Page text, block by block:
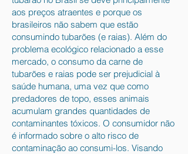
aos preços atraentes e porque os
brasileiros não sabem que estão
consumindo tubarões (e raias). Além do
problema ecológico relacionado a esse
mercado, o consumo da carne de
tubarões e raias pode ser prejudicial à
saúde humana, uma vez que como
predadores de topo, esses animais
acumulam grandes quantidades de
contaminantes tóxicos. O consumidor não
é informado sobre o alto risco de
contaminação ao consumi-los. Visando